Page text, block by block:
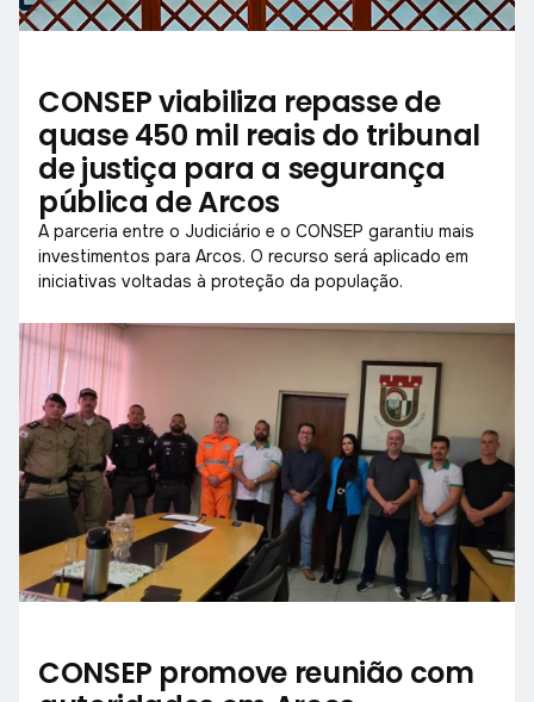
CONSEP viabiliza repasse de
quase 450 mil reais do tribunal
de justiça para a segurança
pública de Arcos
A parceria entre o Judiciário e o CONSEP garantiu mais
investimentos para Arcos. O recurso será aplicado em
iniciativas voltadas à proteção da população.
CONSEP promove reunião com